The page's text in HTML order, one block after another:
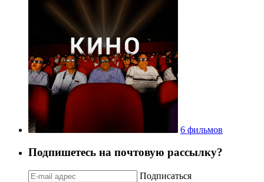
6 фильмов
Подпишетесь на почтовую рассылку?
Подписаться